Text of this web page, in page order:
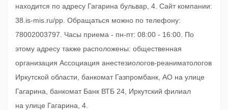
находится по адресу Гагарина бульвар, 4. Сайт компании:
38.is-mis.ru/pp. Обращаться можно по телефону:
78002003797. Часы приема - пн-пт: 08:00 - 16:00. По
этому адресу также расположены: общественная
организация Ассоциация анестезиологов-реаниматологов
Иркутской области, банкомат Газпромбанк, АО на улице
Гагарина, банкомат Банк ВТБ 24, Иркутский филиал
на улице Гагарина, 4.